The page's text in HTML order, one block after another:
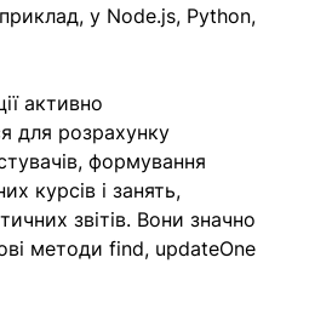
у Node.js, Python,
активно
для розрахунку
формування
курсів і занять,
звітів. Вони значно
методи find, updateOne